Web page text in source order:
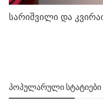
სარიშვილი და
ᲞᲝᲞᲣᲚᲐᲠᲣᲚᲘ ᲡᲢᲐᲢᲘᲔᲑᲘ